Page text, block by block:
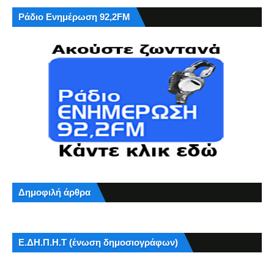
Ράδιο Ενημέρωση 92,2FM
Δημοφιλή άρθρα
Ε.ΔΗ.Π.Η.Τ (ένωση δημοσιογράφων)